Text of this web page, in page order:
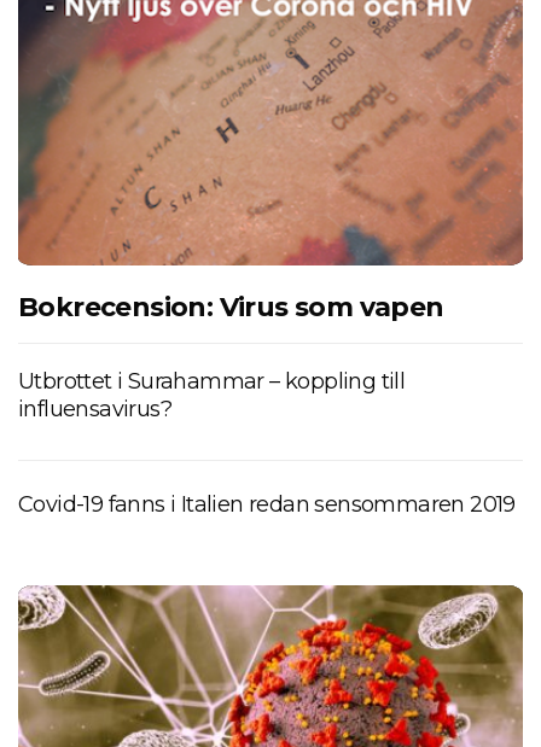
Bokrecension: Virus som vapen
Utbrottet i Surahammar – koppling till
influensavirus?
Covid-19 fanns i Italien redan sensommaren 2019